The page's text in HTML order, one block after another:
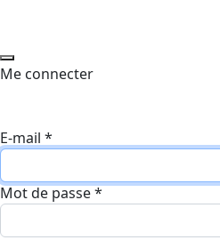
Me connecter
E-mail *
Mot de passe*